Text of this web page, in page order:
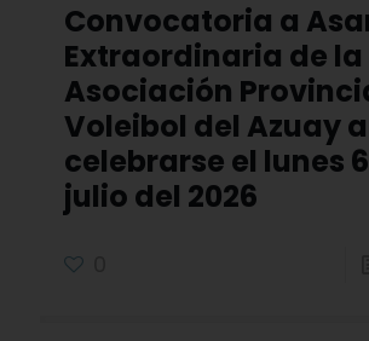
Convocatoria a
Extraordinaria de la
Asociación
Voleibol del Azuay a
celebrarse el lunes
julio del 2026